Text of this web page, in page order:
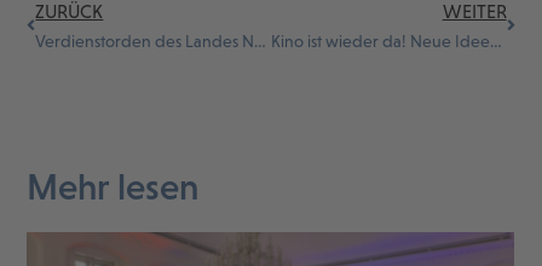
ZURÜCK
Verdienstorden des Landes Nordrhein-Westfalen für Dieter Kosslick
WEITER
Kino ist wieder da! Neue Ideen und Filmvielfalt bei der 23. Filmkunstmesse Leipzig 2023
Mehr lesen